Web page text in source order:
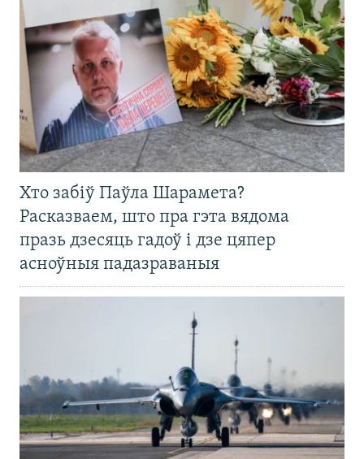
Хто забіў Паўла Шарамета?
Расказваем, што пра гэта вядома
празь дзесяць гадоў і дзе цяпер
асноўныя падазраваныя